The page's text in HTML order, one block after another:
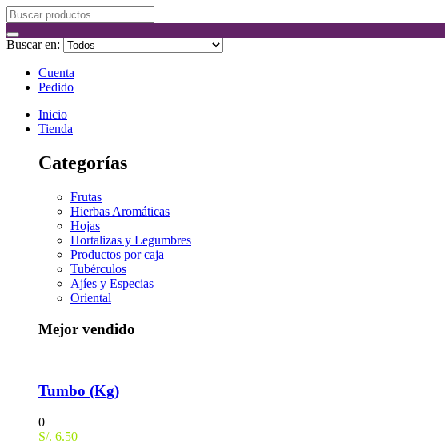
Buscar en:
Cuenta
Pedido
Inicio
Tienda
Categorías
Frutas
Hierbas Aromáticas
Hojas
Hortalizas y Legumbres
Productos por caja
Tubérculos
Ajíes y Especias
Oriental
Mejor vendido
Tumbo (Kg)
0
S/. 6.50